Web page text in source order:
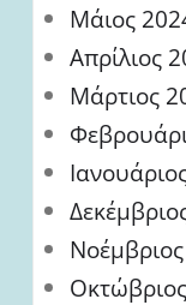
Μάιος
Απρίλιος
Μάρτιος